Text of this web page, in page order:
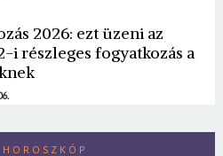
2026: ezt üzeni az
i részleges fogyatkozás a